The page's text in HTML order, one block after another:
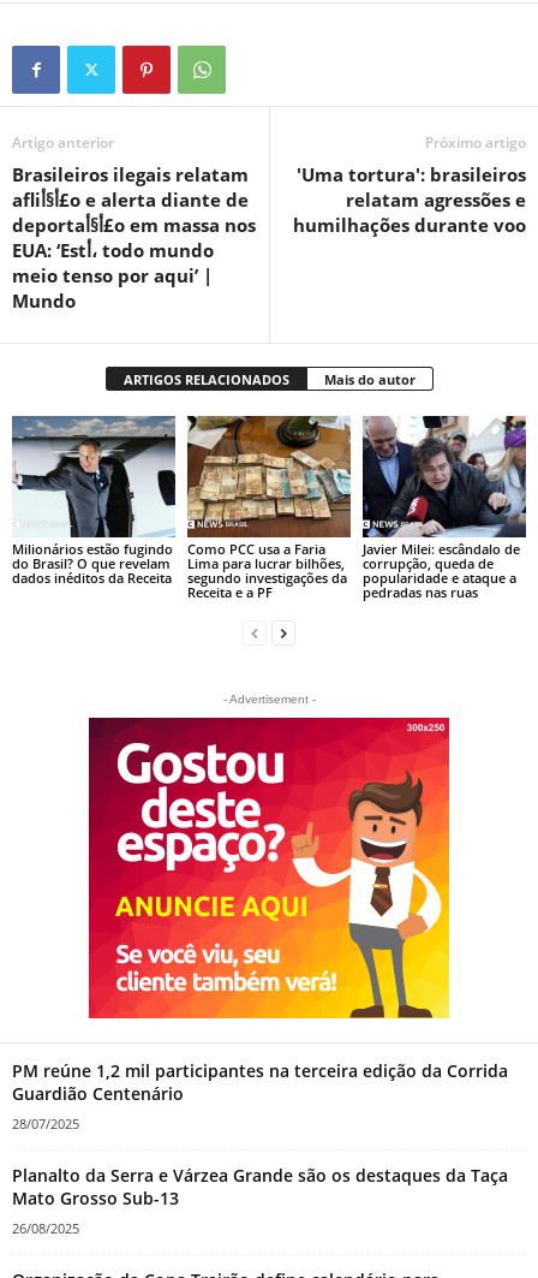
Artigo anterior
Brasileiros ilegais relatam
afliأ§أ£o e alerta diante de
deportaأ§أ£o em massa nos
EUA: ‘Estأ، todo mundo
meio tenso por aqui’ |
Mundo
Próximo artigo
'Uma tortura': brasileiros
relatam agressões e
humilhações durante voo
ARTIGOS RELACIONADOS Mais do autor
Milionários estão fugindo
do Brasil? O que revelam
dados inéditos da Receita
Como PCC usa a Faria
Lima para lucrar bilhões,
segundo investigações da
Receita e a PF
Javier Milei: escândalo de
corrupção, queda de
popularidade e ataque a
pedradas nas ruas
- Advertisement -
PM reúne 1,2 mil participantes na terceira edição da Corrida
Guardião Centenário
28/07/2025
Planalto da Serra e Várzea Grande são os destaques da Taça
Mato Grosso Sub-13
26/08/2025